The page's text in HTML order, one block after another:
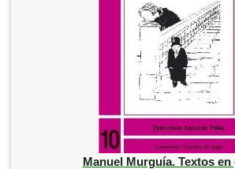
Manuel Murguía. Textos en